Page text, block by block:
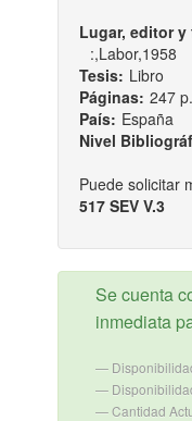
Lugar, editor y
:,Labor,1958
Tesis: Libro
Páginas: 247 p.
País: España
Nivel
Puede solicitar
517 SEV V.3
Se cuenta
inmediata
Cantidad